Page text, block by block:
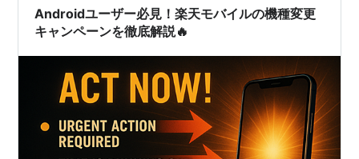
いm(_ _)m 【ゆず庵＆焼き肉キングのアンケート】食事
後にアンケートに…
Androidユーザー必見！楽天モバイルの機種変更
キャンペーンを徹底解説🔥